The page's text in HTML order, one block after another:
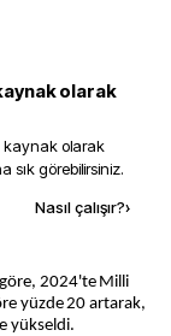
olarak
kaynak olarak
sık görebilirsiniz.
Nasıl çalışır?›
yüzde 20 artarak,
yükseldi.